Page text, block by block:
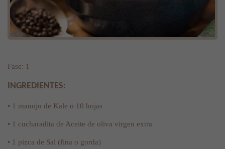
Fase: 1
INGREDIENTES:
• 1 manojo de Kale o 10 hojas
• 1 cucharadita de Aceite de oliva virgen extra
• 1 pizca de Sal (fina o gorda)